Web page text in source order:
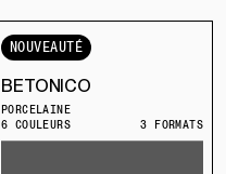
NOUVEAUTÉ
BETONICO
PORCELAINE
6 COULEURS
3 FORMATS